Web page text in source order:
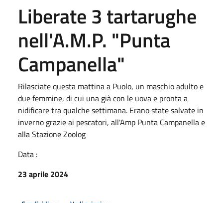
Liberate 3 tartarughe
nell'A.M.P. "Punta
Campanella"
Rilasciate questa mattina a Puolo, un maschio adulto e
due femmine, di cui una già con le uova e pronta a
nidificare tra qualche settimana. Erano state salvate in
inverno grazie ai pescatori, all'Amp Punta Campanella e
alla Stazione Zoolog
Data :
23 aprile 2024